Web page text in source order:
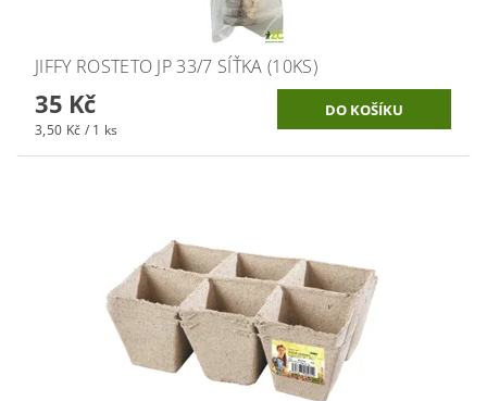
JIFFY ROSTETO JP 33/7 SÍŤKA (10KS)
35 Kč
3,50 Kč / 1 ks